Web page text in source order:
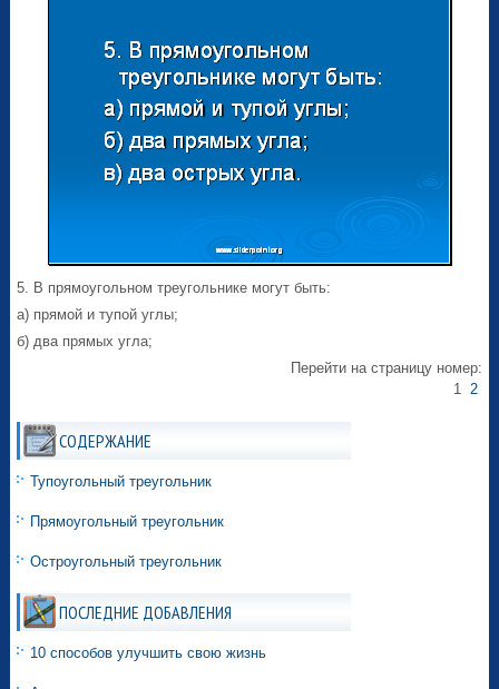
5. В прямоугольном треугольнике могут быть:
а) прямой и тупой углы;
б) два прямых угла;
Перейти на страницу номер:
1 2
СОДЕРЖАНИЕ
Тупоугольный треугольник
Прямоугольный треугольник
Остроугольный треугольник
ПОСЛЕДНИЕ ДОБАВЛЕНИЯ
10 способов улучшить свою жизнь